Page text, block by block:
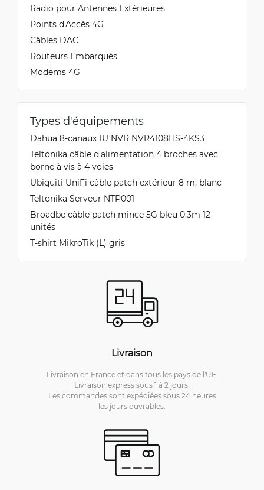
Radio pour Antennes Extérieures
Points d'Accès 4G
Câbles DAC
Routeurs Embarqués
Modems 4G
Types d'équipements
Dahua 8-canaux 1U NVR NVR4108HS-4KS3
Teltonika câble d'alimentation 4 broches avec
borne à vis à 4 voies
Ubiquiti UniFi câble patch extérieur 8 m, blanc
Teltonika Serveur NTP001
Broadbe câble patch mince 5G bleu 0.3m 12
unités
T-shirt MikroTik (L) gris
Livraison
Livraison en France et dans tous les pays de l'UE.
Livraison express sous 1 à 2 jours.
Les commandes sont expédiées sous 24 heures
les jours ouvrables.